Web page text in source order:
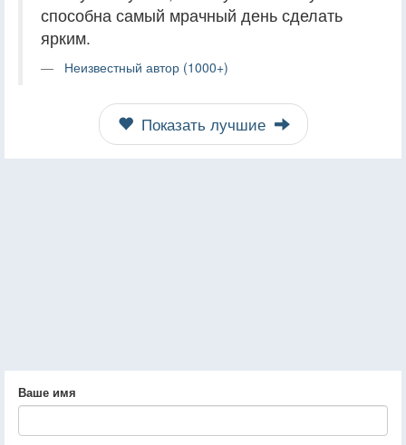
способна самый мрачный день сделать
ярким.
Неизвестный автор (1000+)
Показать лучшие
Ваше имя